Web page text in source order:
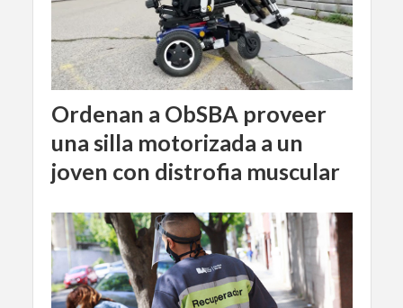
Ordenan a ObSBA proveer
una silla motorizada a un
joven con distrofia muscular